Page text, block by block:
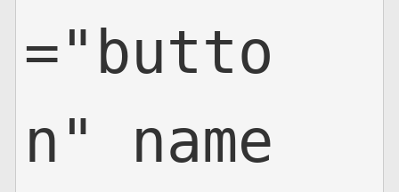
="butto
n" name